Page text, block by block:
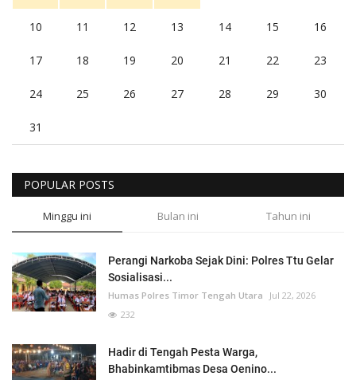
10 11 12 13 14 15 16
17 18 19 20 21 22 23
24 25 26 27 28 29 30
31
POPULAR POSTS
Minggu ini Bulan ini Tahun ini
Perangi Narkoba Sejak Dini: Polres Ttu Gelar
Sosialisasi...
Humas Polres Timor Tengah Utara
Jul 22, 2026
232
Hadir di Tengah Pesta Warga,
Bhabinkamtibmas Desa Oenino...